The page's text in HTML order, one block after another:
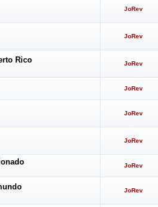
JoRev
JoRev
Rico JoRev
JoRev
JoRev
JoRev
JoRev
JoRev